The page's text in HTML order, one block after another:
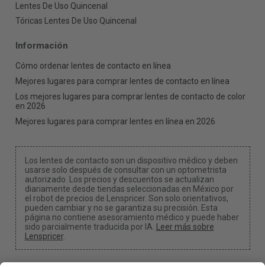
Lentes De Uso Quincenal
Tóricas Lentes De Uso Quincenal
Información
Cómo ordenar lentes de contacto en línea
Mejores lugares para comprar lentes de contacto en línea
Los mejores lugares para comprar lentes de contacto de color
en 2026
Mejores lugares para comprar lentes en línea en 2026
Los lentes de contacto son un dispositivo médico y deben
usarse solo después de consultar con un optometrista
autorizado. Los precios y descuentos se actualizan
diariamente desde tiendas seleccionadas en México por
el robot de precios de Lenspricer. Son solo orientativos,
pueden cambiar y no se garantiza su precisión. Esta
página no contiene asesoramiento médico y puede haber
sido parcialmente traducida por IA. Leer más sobre
Lenspricer.